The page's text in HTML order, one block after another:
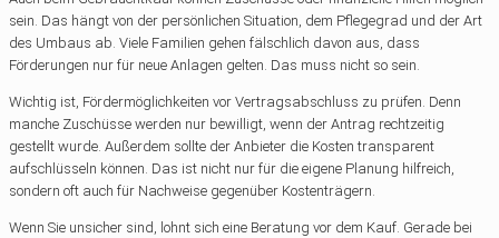
sein. Das hängt von der persönlichen Situation, dem Pflegegrad und der Art
des Umbaus ab. Viele Familien gehen fälschlich davon aus, dass
Förderungen nur für neue Anlagen gelten. Das muss nicht so sein.
Wichtig ist, Fördermöglichkeiten vor Vertragsabschluss zu prüfen. Denn
manche Zuschüsse werden nur bewilligt, wenn der Antrag rechtzeitig
gestellt wurde. Außerdem sollte der Anbieter die Kosten transparent
aufschlüsseln können. Das ist nicht nur für die eigene Planung hilfreich,
sondern oft auch für Nachweise gegenüber Kostenträgern.
Wenn Sie unsicher sind, lohnt sich eine Beratung vor dem Kauf. Gerade bei